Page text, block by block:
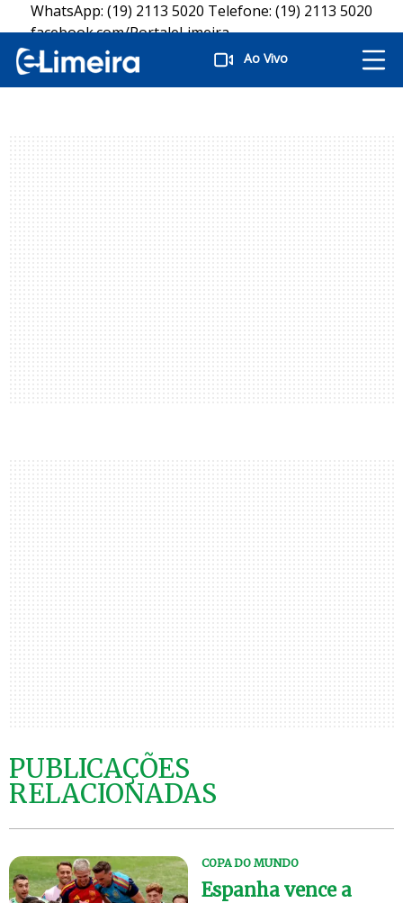
Ao Vivo
WhatsApp: (19) 2113 5020 Telefone: (19) 2113 5020
facebook.com/PortaleLimeira
instagram.com/PortaleLimeira
twitter.com/PortaleLimeira
PUBLICAÇÕES
RELACIONADAS
COPA DO MUNDO
Espanha vence a